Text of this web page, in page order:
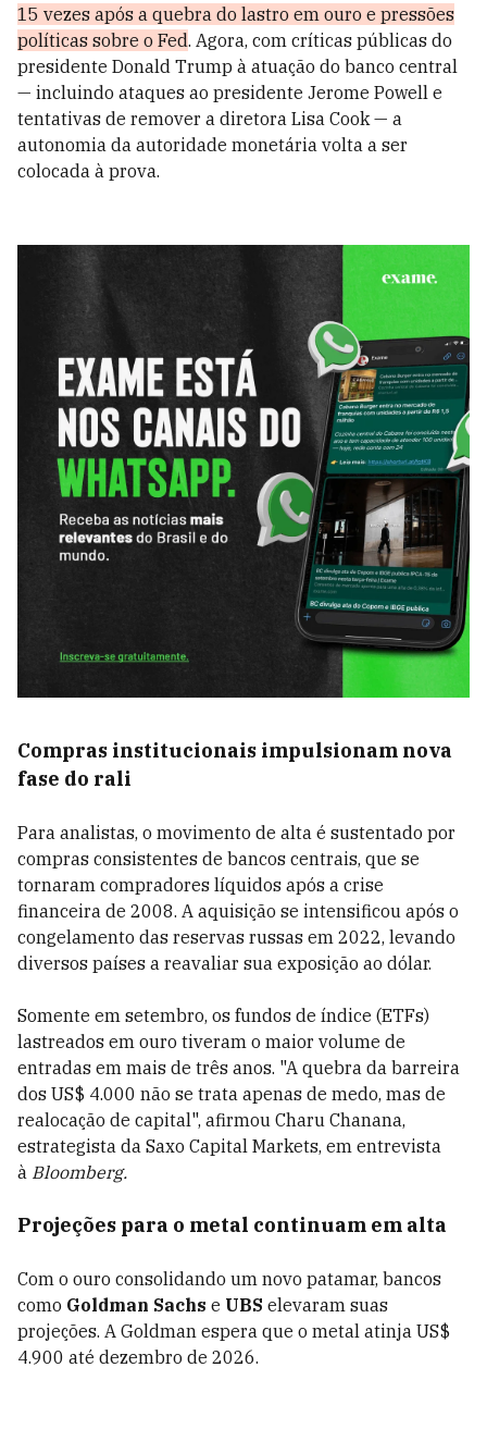
15 vezes após a quebra do lastro em ouro e pressões
políticas sobre o Fed. Agora, com críticas públicas do
presidente Donald Trump à atuação do banco central
— incluindo ataques ao presidente Jerome Powell e
tentativas de remover a diretora Lisa Cook — a
autonomia da autoridade monetária volta a ser
colocada à prova.
Compras institucionais impulsionam nova
fase do rali
Para analistas, o movimento de alta é sustentado por
compras consistentes de bancos centrais, que se
tornaram compradores líquidos após a crise
financeira de 2008. A aquisição se intensificou após o
congelamento das reservas russas em 2022, levando
diversos países a reavaliar sua exposição ao dólar.
Somente em setembro, os fundos de índice (ETFs)
lastreados em ouro tiveram o maior volume de
entradas em mais de três anos. "A quebra da barreira
dos US$ 4.000 não se trata apenas de medo, mas de
realocação de capital", afirmou Charu Chanana,
estrategista da Saxo Capital Markets, em entrevista
à Bloomberg.
Projeções para o metal continuam em alta
Com o ouro consolidando um novo patamar, bancos
como Goldman Sachs e UBS elevaram suas
projeções. A Goldman espera que o metal atinja US$
4.900 até dezembro de 2026.